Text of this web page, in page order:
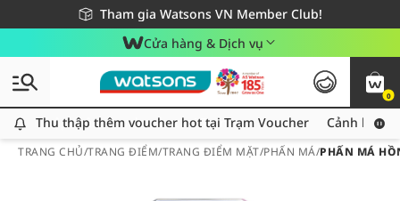
Tham gia Watsons VN Member Club!
Miễn phí giao hàng cho đơn hàng từ 249,000Đ
Giao hàng nhanh 24h - Áp dụng khu vực TP. Hồ Chí Minh
Cửa hàng & Dịch vụ
0
Thu thập thêm voucher hot tại Trạm Voucher
Thu thập thêm voucher hot tại Trạm Voucher Cảnh báo
TRANG CHỦ/TRANG ĐIỂM/TRANG ĐIỂM MẶT/PHẤN MÁ/PHẤN MÁ